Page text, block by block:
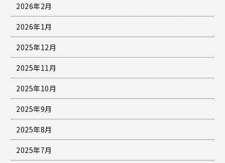
2026年2月
2026年1月
2025年12月
2025年11月
2025年10月
2025年9月
2025年8月
2025年7月